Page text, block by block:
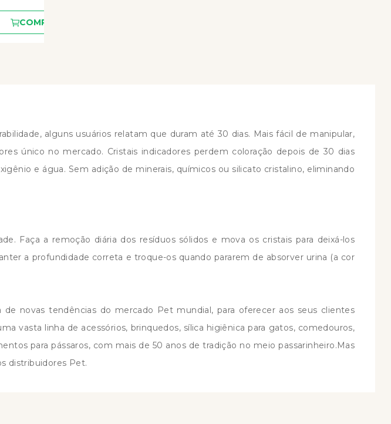
COMPRAR
alguns usuários relatam que duram até 30 dias. Mais fácil de manipular,
único no mercado. Cristais indicadores perdem coloração depois de 30 dias
e água. Sem adição de minerais, químicos ou silicato cristalino, eliminando
Faça a remoção diária dos resíduos sólidos e mova os cristais para deixá-los
a profundidade correta e troque-os quando pararem de absorver urina (a cor
novas tendências do mercado Pet mundial, para oferecer aos seus clientes
vasta linha de acessórios, brinquedos, sílica higiênica para gatos, comedouros,
para pássaros, com mais de 50 anos de tradição no meio passarinheiro.Mas
distribuidores Pet.